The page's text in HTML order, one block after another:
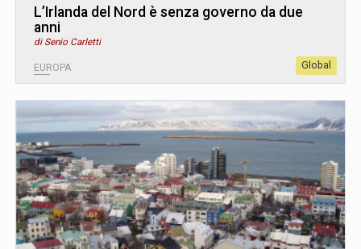
L’Irlanda del Nord è senza governo da due
anni
di Senio Carletti
EUROPA Global